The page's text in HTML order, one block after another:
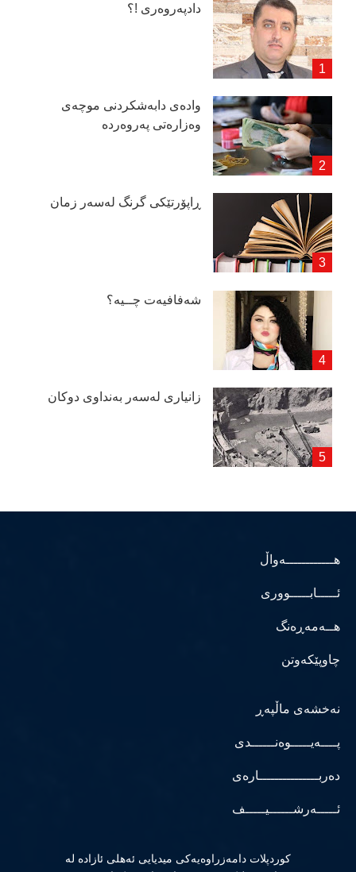
دادپەروەری !؟
وادەی دابەشكردنی موچەی
وەزارەتی پەروەردە
ڕاپۆرتێكی گرنگ لەسەر زمان
شەفافیەت چــیە؟
زانیاری لەسەر بەنداوی دوكان
هــــــــــــەواڵ
ئـــــابـــــووری
هــەمەڕەنگ
چاوپێکەوتن
نەخشەی ماڵپەڕ
پــــەیـــــوەنــــــدی
دەربـــــــــــــــارەی
ئـــــەرشــــــیـــــف
كوردپلات دامەزراوەیەكی میدیایی ئەهلی ئازادە لە